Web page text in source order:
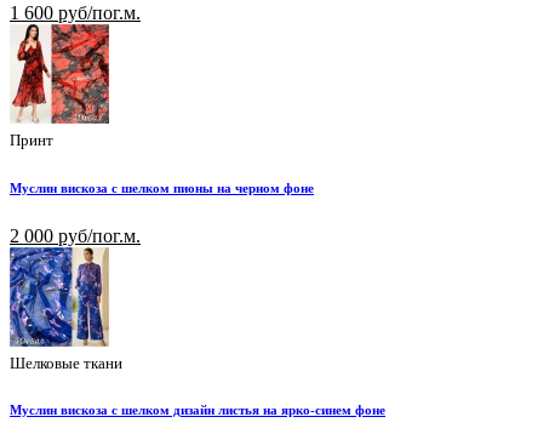
1 600 руб/пог.м.
Принт
Муслин вискоза с шелком пионы на черном фоне
2 000 руб/пог.м.
Шелковые ткани
Муслин вискоза с шелком дизайн листья на ярко-синем фоне